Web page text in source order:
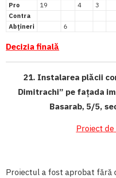
Pro 19 4 3
Contra
Abțineri
6
Decizia finală
21. Instalarea plăcii
Dimitrachi” pe fațada
Basarab, 5/5,
Proiect de
Proiectul a fost aprobat fără